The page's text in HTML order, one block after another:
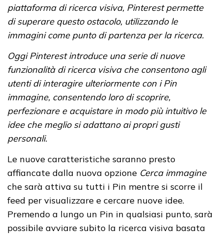
piattaforma di ricerca visiva, Pinterest permette
di superare questo ostacolo, utilizzando le
immagini come punto di partenza per la ricerca.
Oggi Pinterest introduce una serie di nuove
funzionalità di ricerca visiva che consentono agli
utenti di interagire ulteriormente con i Pin
immagine, consentendo loro di scoprire,
perfezionare e acquistare in modo più intuitivo le
idee che meglio si adattano ai propri gusti
personali.
Le nuove caratteristiche saranno presto
affiancate dalla nuova opzione Cerca immagine
che sarà attiva su tutti i Pin mentre si scorre il
feed per visualizzare e cercare nuove idee.
Premendo a lungo un Pin in qualsiasi punto, sarà
possibile avviare subito la ricerca visiva basata